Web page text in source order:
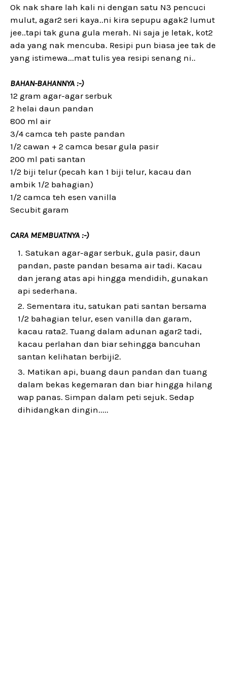
Ok nak share lah kali ni dengan satu N3 pencuci
mulut, agar2 seri kaya..ni kira sepupu agak2 lumut
jee..tapi tak guna gula merah. Ni saja je letak, kot2
ada yang nak mencuba. Resipi pun biasa jee tak de
yang istimewa...mat tulis yea resipi senang ni..
BAHAN-BAHANNYA :-)
12 gram agar-agar serbuk
2 helai daun pandan
800 ml air
3/4 camca teh paste pandan
1/2 cawan + 2 camca besar gula pasir
200 ml pati santan
1/2 biji telur (pecah kan 1 biji telur, kacau dan
ambik 1/2 bahagian)
1/2 camca teh esen vanilla
Secubit garam
CARA MEMBUATNYA :-)
Satukan agar-agar serbuk, gula pasir, daun
pandan, paste pandan besama air tadi. Kacau
dan jerang atas api hingga mendidih, gunakan
api sederhana.
Sementara itu, satukan pati santan bersama
1/2 bahagian telur, esen vanilla dan garam,
kacau rata2. Tuang dalam adunan agar2 tadi,
kacau perlahan dan biar sehingga bancuhan
santan kelihatan berbiji2.
Matikan api, buang daun pandan dan tuang
dalam bekas kegemaran dan biar hingga hilang
wap panas. Simpan dalam peti sejuk. Sedap
dihidangkan dingin.....